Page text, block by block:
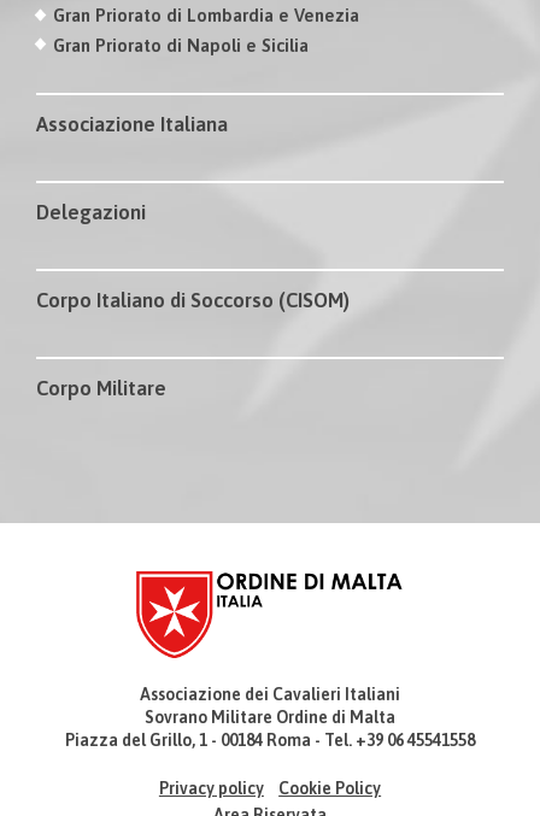
Gran Priorato di Lombardia e Venezia
Gran Priorato di Napoli e Sicilia
Associazione Italiana
Delegazioni
Corpo Italiano di Soccorso (CISOM)
Corpo Militare
Associazione dei Cavalieri Italiani
Sovrano Militare Ordine di Malta
Piazza del Grillo, 1 - 00184 Roma - Tel. +39 06 45541558
Privacy policy
Cookie Policy